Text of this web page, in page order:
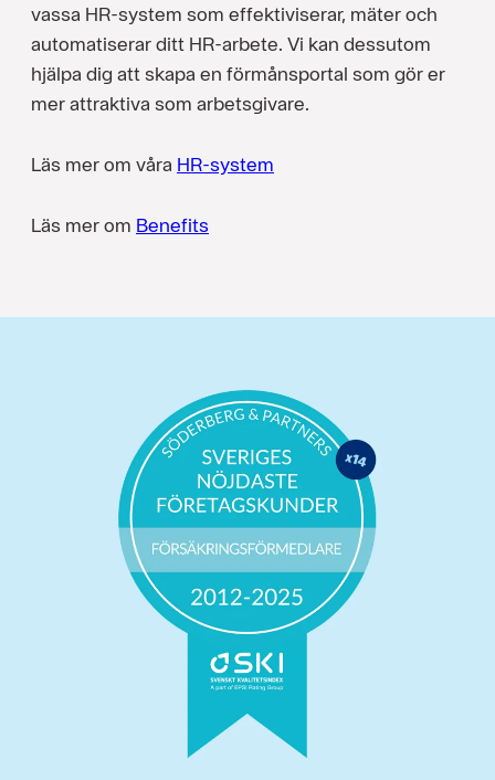
vassa HR-system som effektiviserar, mäter och
automatiserar ditt HR-arbete. Vi kan dessutom
hjälpa dig att skapa en förmånsportal som gör er
mer attraktiva som arbetsgivare.
Läs mer om våra HR-system
Läs mer om Benefits